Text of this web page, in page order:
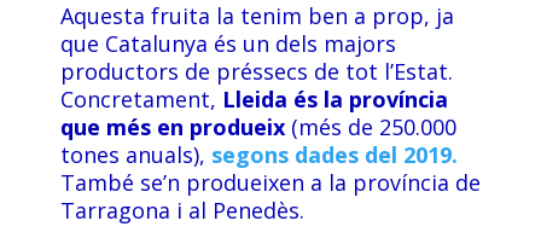
Aquesta fruita la tenim ben a prop, ja
que Catalunya és un dels majors
productors de préssecs de tot l’Estat.
Concretament, Lleida és la província
que més en produeix (més de 250.000
tones anuals), segons dades del 2019.
També se’n produeixen a la província de
Tarragona i al Penedès.